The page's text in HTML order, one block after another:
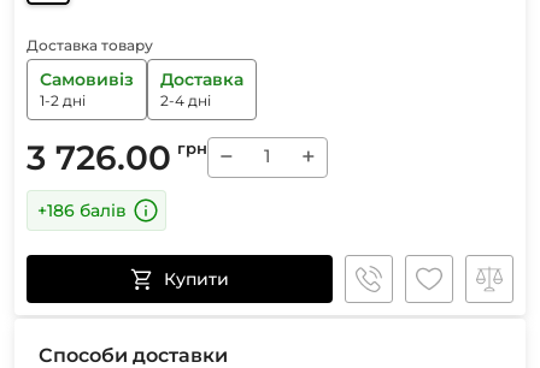
Доставка товару
Самовивіз
1-2 дні
Доставка
2-4 дні
3 726.00 грн − +
+186 балів
Купити
Способи доставки